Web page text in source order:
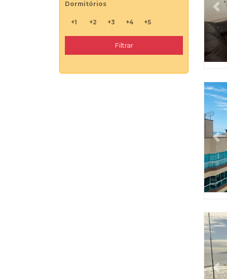
Dormitórios
+1 +2 +3 +4 +5
Filtrar